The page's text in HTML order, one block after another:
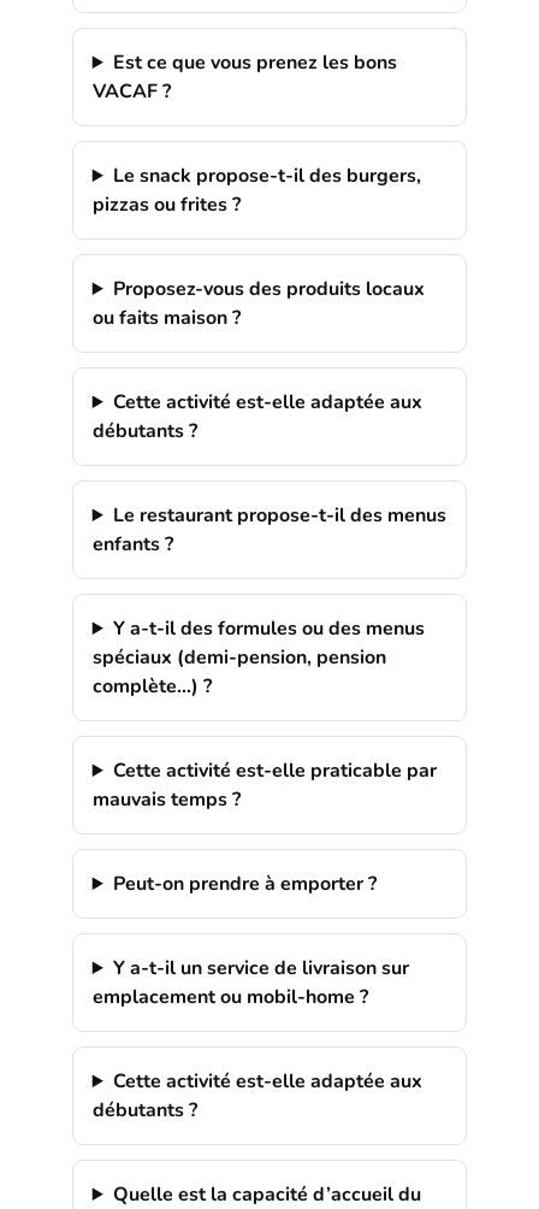
Est ce que vous prenez les bons
VACAF ?
Le snack propose-t-il des burgers,
pizzas ou frites ?
Proposez-vous des produits locaux
ou faits maison ?
Cette activité est-elle adaptée aux
débutants ?
Le restaurant propose-t-il des menus
enfants ?
Y a-t-il des formules ou des menus
spéciaux (demi-pension, pension
complète…) ?
Cette activité est-elle praticable par
mauvais temps ?
Peut-on prendre à emporter ?
Y a-t-il un service de livraison sur
emplacement ou mobil-home ?
Cette activité est-elle adaptée aux
débutants ?
Quelle est la capacité d’accueil du